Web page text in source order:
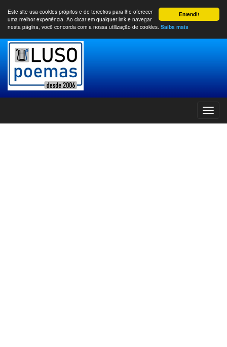
Entendi!
Este site usa cookies próprios e de terceiros para lhe oferecer
uma melhor experiência. Ao clicar em qualquer link e navegar
nesta página, você concorda com a nossa utilização de cookies. Saiba mais